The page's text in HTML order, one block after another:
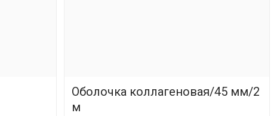
Оболочка коллагеновая/45 мм/2
м